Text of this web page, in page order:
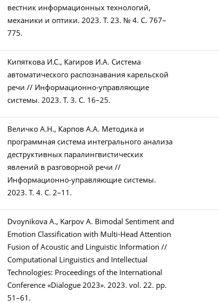
вестник информационных технологий,
механики и оптики. 2023. Т. 23. № 4. C. 767–
775.
Кипяткова И.С., Кагиров И.А. Система
автоматического распознавания карельской
речи // Информационно-управляющие
системы. 2023. Т. 3. С. 16–25.
Величко А.Н., Карпов А.А. Методика и
программная система интегрального анализа
деструктивных паралингвистических
явлений в разговорной речи //
Информационно-управляющие системы.
2023. Т. 4. С. 2–11.
Dvoynikova A., Karpov A. Bimodal Sentiment and
Emotion Classification with Multi-Head Attention
Fusion of Acoustic and Linguistic Information //
Computational Linguistics and Intellectual
Technologies: Proceedings of the International
Conference «Dialogue 2023». 2023. vol. 22. pp.
51–61.